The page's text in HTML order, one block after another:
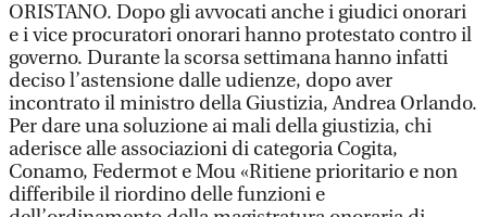
ORISTANO. Dopo gli avvocati anche i giudici onorari
e i vice procuratori onorari hanno protestato contro il
governo. Durante la scorsa settimana hanno infatti
deciso l’astensione dalle udienze, dopo aver
incontrato il ministro della Giustizia, Andrea Orlando.
Per dare una soluzione ai mali della giustizia, chi
aderisce alle associazioni di categoria Cogita,
Conamo, Federmot e Mou «Ritiene prioritario e non
differibile il riordino delle funzioni e